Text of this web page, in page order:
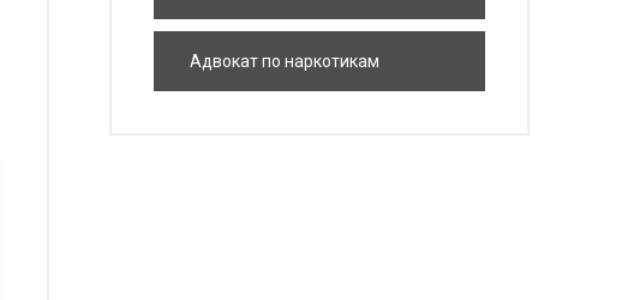
Адвокат по наркотикам